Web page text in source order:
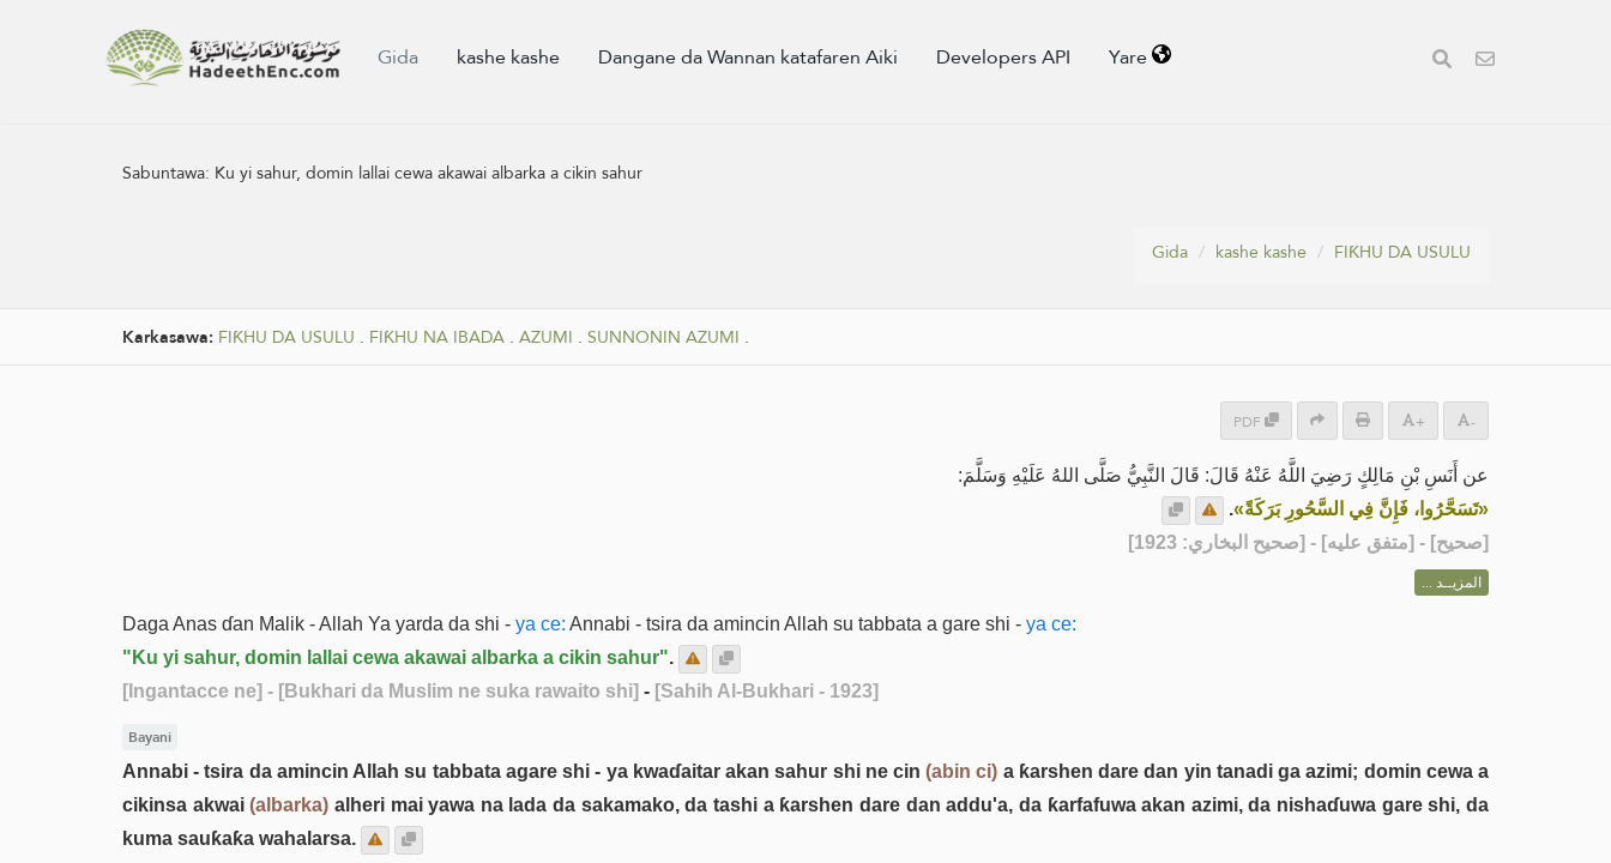
Gida kashe kashe Dangane da Wannan katafaren Aiki Developers API Yare
Sabuntawa: Ku yi sahur, domin lallai cewa akawai albarka a cikin sahur
Gida kashe kashe FIƘHU DA USULU
Karkasawa: FIƘHU DA USULU . FIƘHU NA IBADA . AZUMI . SUNNONIN AZUMI .
PDF + -
عن أَنَسِ بْنِ مَالِكٍ رَضِيَ اللَّهُ عَنْهُ قَالَ: قَالَ النَّبِيُّ صَلَّى اللهُ عَلَيْهِ وَسَلَّمَ:
«تَسَحَّرُوا، فَإِنَّ فِي السَّحُورِ بَرَكَةً».
[صحيح] - [متفق عليه] - [صحيح البخاري: 1923]
المزيــد ...
Daga Anas ɗan Malik - Allah Ya yarda da shi - ya ce: Annabi - tsira da amincin Allah su tabbata a gare shi - ya ce:
"Ku yi sahur, domin lallai cewa akawai albarka a cikin sahur".
[Ingantacce ne] - [Bukhari da Muslim ne suka rawaito shi] - [Sahih Al-Bukhari - 1923]
Bayani
Annabi - tsira da amincin Allah su tabbata agare shi - ya kwaɗaitar akan sahur shi ne cin(abin ci) a ƙarshen dare dan yin tanadi ga azimi; domin cewa a
cikinsa akwai(albarka) alheri mai yawa na lada da sakamako, da tashi a ƙarshen dare dan addu'a, da ƙarfafuwa akan azimi, da nishaɗuwa gare shi, da
kuma sauƙaƙa wahalarsa.